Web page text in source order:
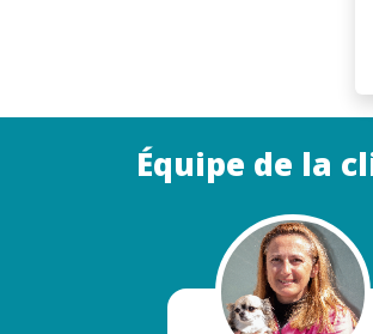
Équipe de la